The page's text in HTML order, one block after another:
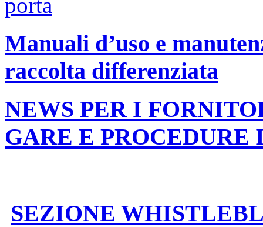
Manuali d’uso e
raccolta differenziata
NEWS PER I
GARE E PROCEDURE
SEZIONE